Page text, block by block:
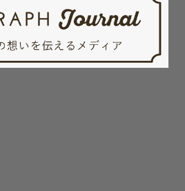
に産着を着せている準備風景から